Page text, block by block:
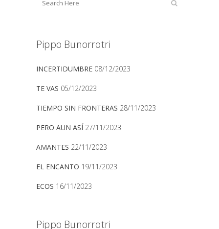
Pippo Bunorrotri
INCERTIDUMBRE 08/12/2023
TE VAS 05/12/2023
TIEMPO SIN FRONTERAS 28/11/2023
PERO AUN ASÍ 27/11/2023
AMANTES 22/11/2023
EL ENCANTO 19/11/2023
ECOS 16/11/2023
Pippo Bunorrotri